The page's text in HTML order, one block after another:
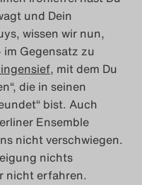
und Dein
wissen wir nun,
im Gegensatz zu
, mit dem Du
die in seinen
bist. Auch
Ensemble
nicht verschwiegen.
nichts
nicht erfahren.